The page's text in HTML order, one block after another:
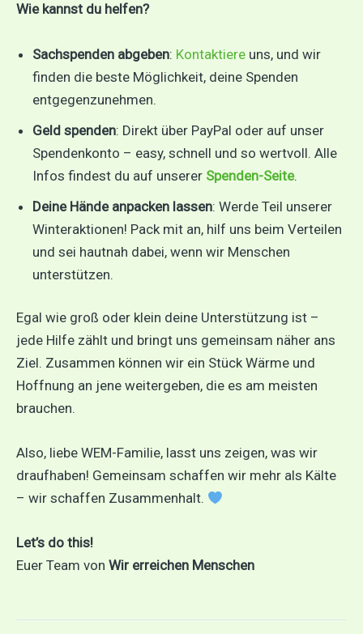
Wie kannst du helfen?
Sachspenden abgeben: Kontaktiere uns, und wir
finden die beste Möglichkeit, deine Spenden
entgegenzunehmen.
Geld spenden: Direkt über PayPal oder auf unser
Spendenkonto – easy, schnell und so wertvoll. Alle
Infos findest du auf unserer Spenden-Seite.
Deine Hände anpacken lassen: Werde Teil unserer
Winteraktionen! Pack mit an, hilf uns beim Verteilen
und sei hautnah dabei, wenn wir Menschen
unterstützen.
Egal wie groß oder klein deine Unterstützung ist –
jede Hilfe zählt und bringt uns gemeinsam näher ans
Ziel. Zusammen können wir ein Stück Wärme und
Hoffnung an jene weitergeben, die es am meisten
brauchen.
Also, liebe WEM-Familie, lasst uns zeigen, was wir
draufhaben! Gemeinsam schaffen wir mehr als Kälte
– wir schaffen Zusammenhalt.
Let’s do this!
Euer Team von Wir erreichen Menschen